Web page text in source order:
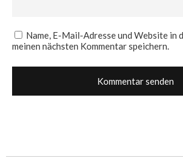
Name, E-Mail-Adresse und Website in
meinen nächsten Kommentar speichern.